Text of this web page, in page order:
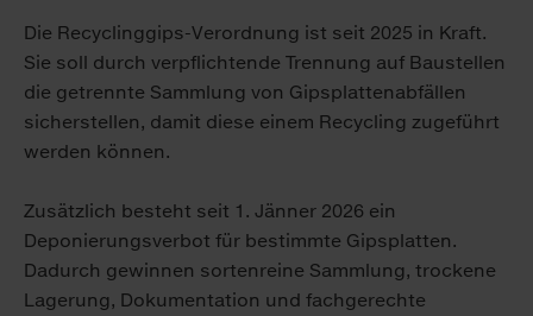
Die Recyclinggips-Verordnung ist seit 2025 in Kraft.
Sie soll durch verpflichtende Trennung auf Baustellen
die getrennte Sammlung von Gipsplattenabfällen
sicherstellen, damit diese einem Recycling zugeführt
werden können.
Zusätzlich besteht seit 1. Jänner 2026 ein
Deponierungsverbot für bestimmte Gipsplatten.
Dadurch gewinnen sortenreine Sammlung, trockene
Lagerung, Dokumentation und fachgerechte